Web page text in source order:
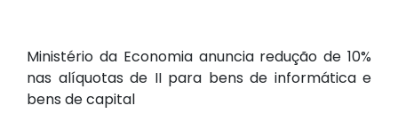
Ministério da Economia anuncia redução de 10%
nas alíquotas de II para bens de informática e
bens de capital